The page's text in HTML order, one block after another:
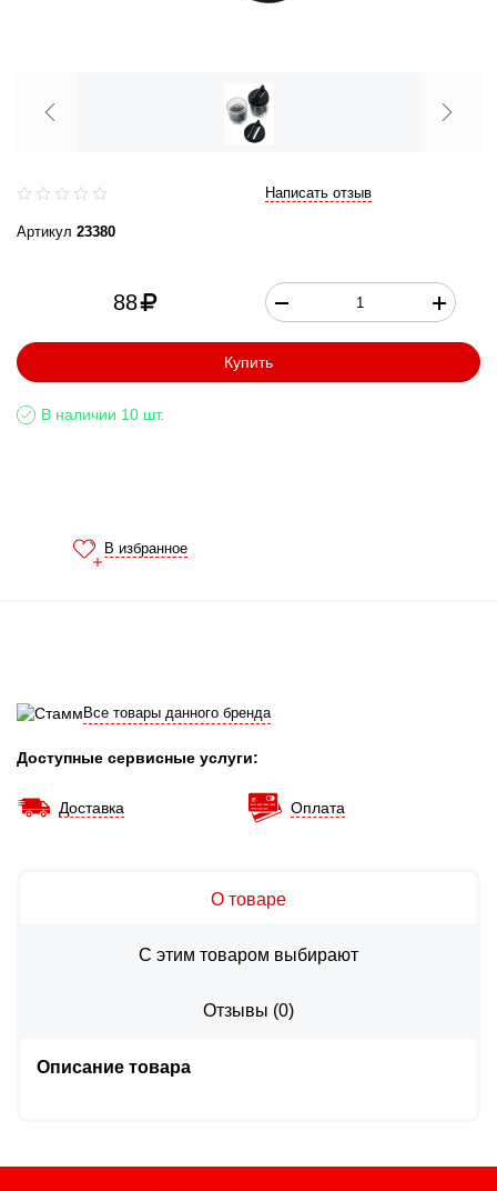
Написать отзыв
Артикул 23380
88
Купить
В наличии 10 шт.
В избранное
Все товары данного бренда
Доступные сервисные услуги:
Доставка Оплата
О товаре
С этим товаром выбирают
Отзывы (0)
Описание товара